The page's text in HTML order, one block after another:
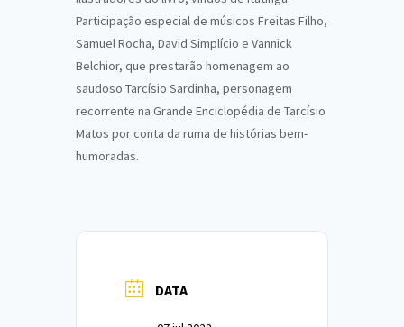
Participação especial de músicos Freitas Filho,
Samuel Rocha, David Simplício e Vannick
Belchior, que prestarão homenagem ao
saudoso Tarcísio Sardinha, personagem
recorrente na Grande Enciclopédia de Tarcísio
Matos por conta da ruma de histórias bem-
humoradas.
DATA